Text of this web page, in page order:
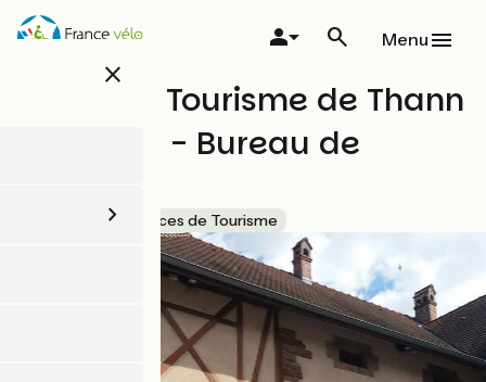
Aller
au
close
Menu
Office de Tourisme de Thann
- Cernay - Bureau de
Accueil Vélo Offices de Tourisme